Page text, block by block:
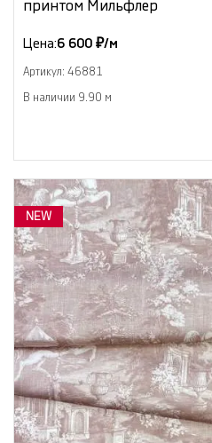
принтом Мильфлер
Цена:6 600 ₽/м
Артикул: 46881
В наличии 9.90 м
NEW